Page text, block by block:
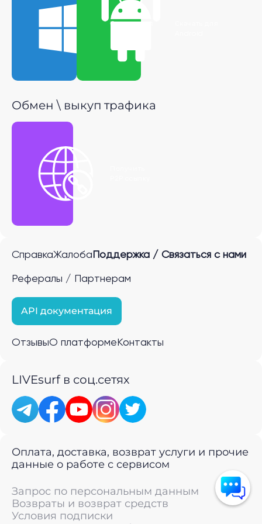
Скачать для
Обмен \ выкуп трафика
СправкаЖалоба Поддержка / Связаться с нами
Рефералы / Партнерам
API документация
ОтзывыО платформе Контакты
LIVEsurf в соц.сетях
Оплата, доставка, возврат услуги и прочие
данные о работе с сервисом
Запрос по персональным данным
Возвраты и возврат средств
Условия подписки